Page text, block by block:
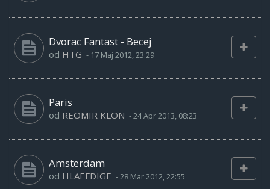
Dvorac Fantast - Becej
od HTG - 17 Maj 2012, 23:29
Paris
od REOMIR KLON -24 Apr 2013, 08:23
Amsterdam
od HLAEFDIGE -28 Mar 2012, 22:55